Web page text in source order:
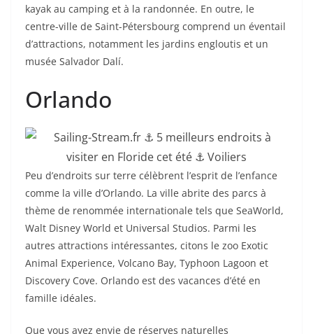
kayak au camping et à la randonnée. En outre, le
centre-ville de Saint-Pétersbourg comprend un éventail
d’attractions, notamment les jardins engloutis et un
musée Salvador Dalí.
Orlando
Peu d’endroits sur terre célèbrent l’esprit de l’enfance
comme la ville d’Orlando. La ville abrite des parcs à
thème de renommée internationale tels que SeaWorld,
Walt Disney World et Universal Studios. Parmi les
autres attractions intéressantes, citons le zoo Exotic
Animal Experience, Volcano Bay, Typhoon Lagoon et
Discovery Cove. Orlando est des vacances d’été en
famille idéales.
Que vous ayez envie de réserves naturelles